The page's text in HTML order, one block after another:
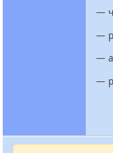
—
—
—
—